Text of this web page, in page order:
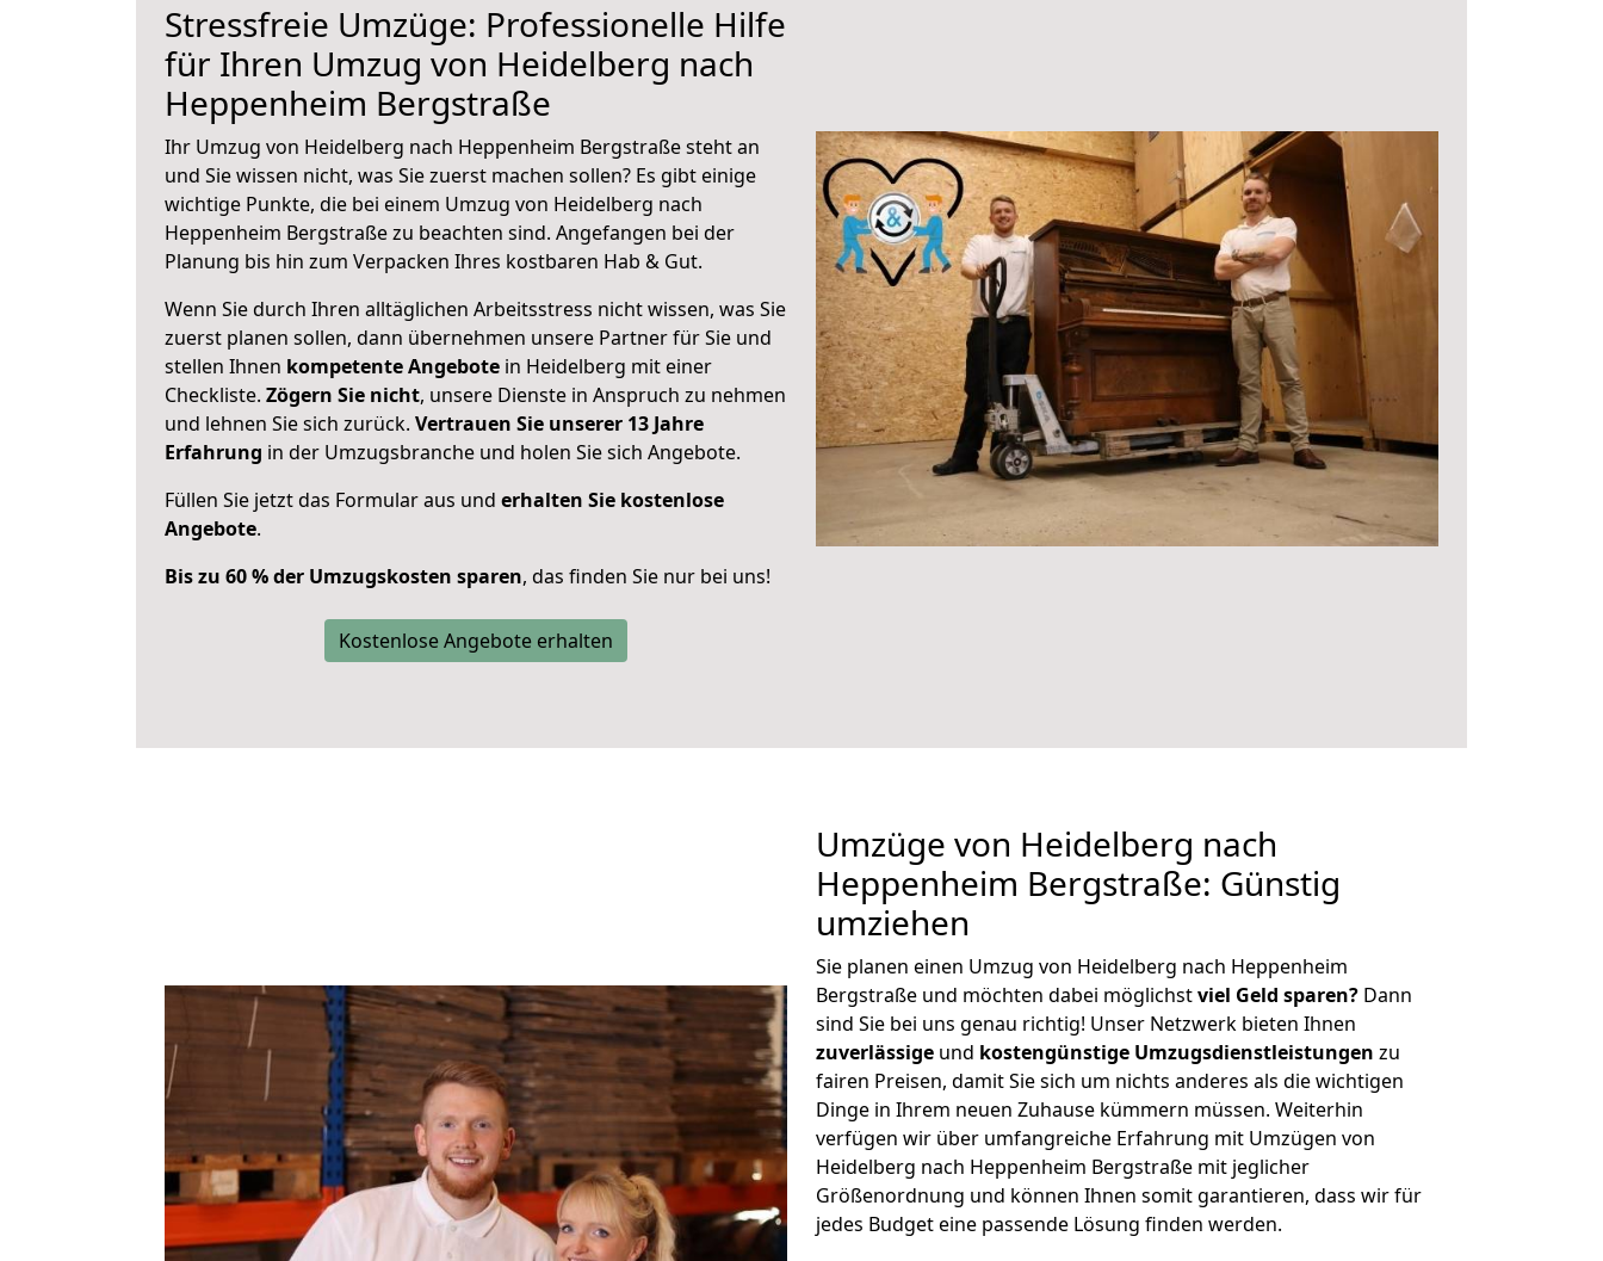
Stressfreie Umzüge: Professionelle Hilfe
für Ihren Umzug von Heidelberg nach
Heppenheim Bergstraße
Ihr Umzug von Heidelberg nach Heppenheim Bergstraße steht an
und Sie wissen nicht, was Sie zuerst machen sollen? Es gibt einige
wichtige Punkte, die bei einem Umzug von Heidelberg nach
Heppenheim Bergstraße zu beachten sind. Angefangen bei der
Planung bis hin zum Verpacken Ihres kostbaren Hab & Gut.
Wenn Sie durch Ihren alltäglichen Arbeitsstress nicht wissen, was Sie
zuerst planen sollen, dann übernehmen unsere Partner für Sie und
stellen Ihnen kompetente Angebote in Heidelberg mit einer
Checkliste. Zögern Sie nicht, unsere Dienste in Anspruch zu nehmen
und lehnen Sie sich zurück. Vertrauen Sie unserer 13 Jahre
Erfahrung in der Umzugsbranche und holen Sie sich Angebote.
Füllen Sie jetzt das Formular aus und erhalten Sie kostenlose
Angebote.
Bis zu 60 % der Umzugskosten sparen, das finden Sie nur bei uns!
Kostenlose Angebote erhalten
Umzüge von Heidelberg nach
Heppenheim Bergstraße: Günstig
umziehen
Sie planen einen Umzug von Heidelberg nach Heppenheim
Bergstraße und möchten dabei möglichstviel Geld sparen? Dann
sind Sie bei uns genau richtig! Unser Netzwerk bieten Ihnen
zuverlässige und kostengünstige Umzugsdienstleistungen zu
fairen Preisen, damit Sie sich um nichts anderes als die wichtigen
Dinge in Ihrem neuen Zuhause kümmern müssen. Weiterhin
verfügen wir über umfangreiche Erfahrung mit Umzügen von
Heidelberg nach Heppenheim Bergstraße mit jeglicher
Größenordnung und können Ihnen somit garantieren, dass wir für
jedes Budget eine passende Lösung finden werden.